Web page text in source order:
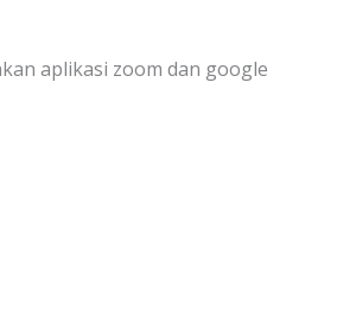
aplikasi zoom dan google